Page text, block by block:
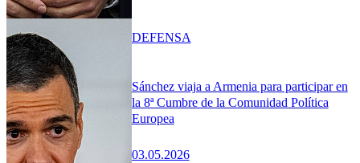
Sánchez viaja a Armenia para participar en
la 8ª Cumbre de la Comunidad Política
Europea
03.05.2026
DEFENSA